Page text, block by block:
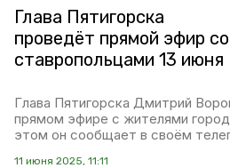
Глава Пятигорска
проведёт прямой эфир со
ставропольцами 13 июня
Глава Пятигорска Дмитрий
прямом эфире с жителями
этом он сообщает в своём
11 июня 2025, 11:11